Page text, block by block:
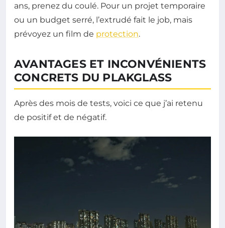
ans, prenez du coulé. Pour un projet temporaire
ou un budget serré, l’extrudé fait le job, mais
prévoyez un film de protection.
AVANTAGES ET INCONVÉNIENTS
CONCRETS DU PLAKGLASS
Après des mois de tests, voici ce que j’ai retenu
de positif et de négatif.